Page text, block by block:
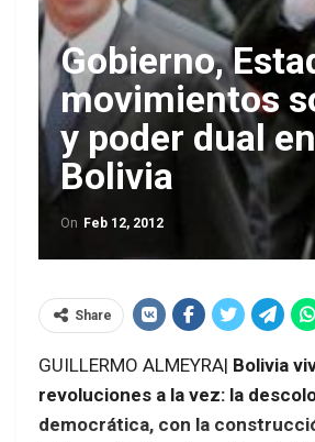
Gobierno,
movimientos
y poder dual en
Bolivia
On Feb 12, 2012
Share
GUILLERMO ALMEYRA| Bolivia
revoluciones a la vez: la
democrática, con la